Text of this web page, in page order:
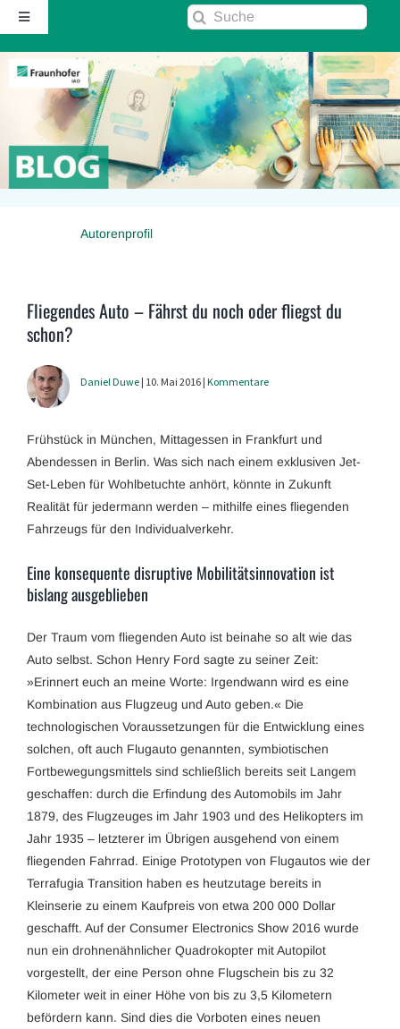
Zum
Inhalt
springen
Toggle
Navigation
Startseite
Über diesen Blog
Kontakt
Kommentarrichtlinie
Suche
Autorenprofil
Fliegendes Auto – Fährst du noch oder fliegst du
schon?
Daniel Duwe | 10. Mai 2016 | Kommentare
Frühstück in München, Mittagessen in Frankfurt und
Abendessen in Berlin. Was sich nach einem exklusiven Jet-
Set-Leben für Wohlbetuchte anhört, könnte in Zukunft
Realität für jedermann werden – mithilfe eines fliegenden
Fahrzeugs für den Individualverkehr.
Eine konsequente disruptive Mobilitätsinnovation ist
bislang ausgeblieben
Der Traum vom fliegenden Auto ist beinahe so alt wie das
Auto selbst. Schon Henry Ford sagte zu seiner Zeit:
»Erinnert euch an meine Worte: Irgendwann wird es eine
Kombination aus Flugzeug und Auto geben.« Die
technologischen Voraussetzungen für die Entwicklung eines
solchen, oft auch Flugauto genannten, symbiotischen
Fortbewegungsmittels sind schließlich bereits seit Langem
geschaffen: durch die Erfindung des Automobils im Jahr
1879, des Flugzeuges im Jahr 1903 und des Helikopters im
Jahr 1935 – letzterer im Übrigen ausgehend von einem
fliegenden Fahrrad. Einige Prototypen von Flugautos wie der
Terrafugia Transition haben es heutzutage bereits in
Kleinserie zu einem Kaufpreis von etwa 200 000 Dollar
geschafft. Auf der Consumer Electronics Show 2016 wurde
nun ein drohnenähnlicher Quadrokopter mit Autopilot
vorgestellt, der eine Person ohne Flugschein bis zu 32
Kilometer weit in einer Höhe von bis zu 3,5 Kilometern
befördern kann. Sind dies die Vorboten eines neuen